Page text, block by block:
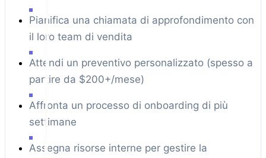
Pianifica una chiamata di approfondimento con
il loro team di vendita
Attendi un preventivo personalizzato (spesso a
partire da $200+/mese)
Affronta un processo di onboarding di più
settimane
Assegna risorse interne per gestire la